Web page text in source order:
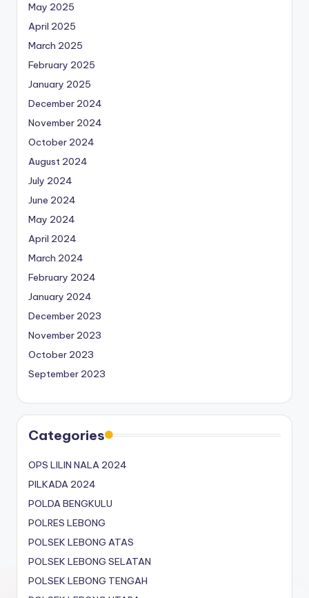
May 2025
April 2025
March 2025
February 2025
January 2025
December 2024
November 2024
October 2024
August 2024
July 2024
June 2024
May 2024
April 2024
March 2024
February 2024
January 2024
December 2023
November 2023
October 2023
September 2023
Categories
OPS LILIN NALA 2024
PILKADA 2024
POLDA BENGKULU
POLRES LEBONG
POLSEK LEBONG ATAS
POLSEK LEBONG SELATAN
POLSEK LEBONG TENGAH